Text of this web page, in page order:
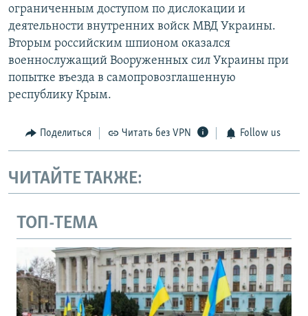
ограниченным доступом по дислокации и
деятельности внутренних войск МВД Украины.
Вторым российским шпионом оказался
военнослужащий Вооруженных сил Украины при
попытке въезда в самопровозглашенную
республику Крым.
Поделиться Читать без VPN Follow us
ЧИТАЙТЕ ТАКЖЕ:
ТОП-ТЕМА